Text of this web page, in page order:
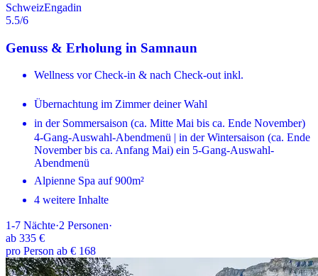
SchweizEngadin
5.5/6
Genuss & Erholung in Samnaun
Wellness vor Check-in & nach Check-out inkl.
Übernachtung im Zimmer deiner Wahl
in der Sommersaison (ca. Mitte Mai bis ca. Ende November)
4-Gang-Auswahl-Abendmenü | in der Wintersaison (ca. Ende
November bis ca. Anfang Mai) ein 5-Gang-Auswahl-
Abendmenü
Alpienne Spa auf 900m²
4 weitere Inhalte
1-7 Nächte·2 Personen·
ab 335 €
pro Person ab € 168